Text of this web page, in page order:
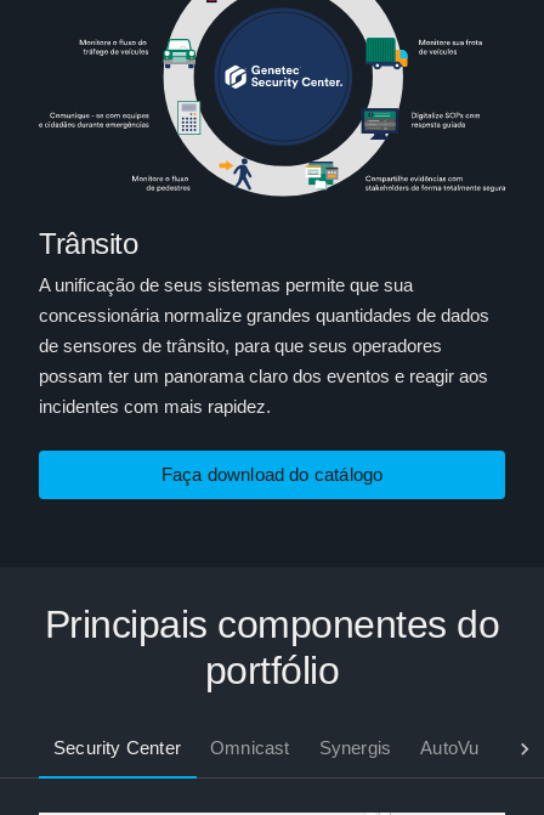
Trânsito
A unificação de seus sistemas permite que sua
concessionária normalize grandes quantidades de dados
de sensores de trânsito, para que seus operadores
possam ter um panorama claro dos eventos e reagir aos
incidentes com mais rapidez.
Faça download do catálogo
Principais componentes do
portfólio
Security Center Omnicast Synergis AutoVu